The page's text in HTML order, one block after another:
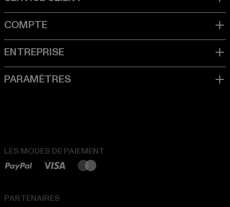
LES MODES DE PAIEMENT
PARTENAIRES